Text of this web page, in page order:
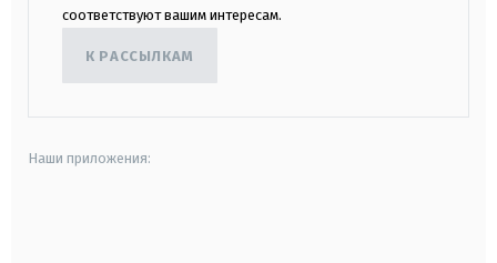
соответствуют вашим интересам.
К РАССЫЛКАМ
Наши приложения: